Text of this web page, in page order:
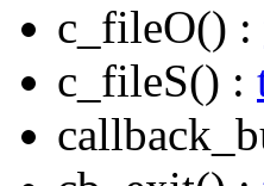
c_fileO() :
c_fileS() :